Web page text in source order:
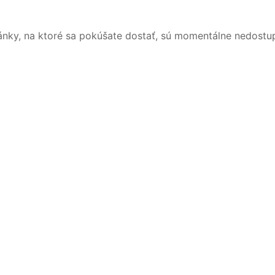
na ktoré sa pokúšate dostať, sú momentálne